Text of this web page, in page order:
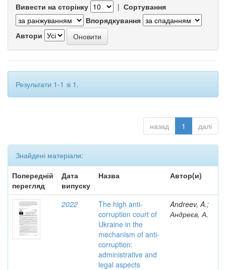
Вивести на сторінку | Сортування
Впорядкування
Автори
Результати 1-1 зі 1.
назад 1 далі
Знайдені матеріали:
Попередній
перегляд
Дата
випуску
Назва Автор(и)
2022
The high anti-
corruption court of
Ukraine in the
mechanism of anti-
corruption:
administrative and
legal aspects
Andreev, A.;
Андреєв, А.